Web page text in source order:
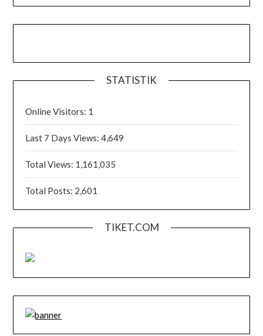
STATISTIK
Online Visitors: 1
Last 7 Days Views:4,649
Total Views: 1,161,035
Total Posts: 2,601
TIKET.COM